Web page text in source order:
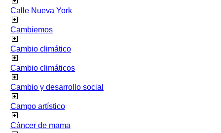
Calle Nueva York
Cambiemos
Cambio climático
Cambio climáticos
Cambio y desarrollo social
Campo artístico
Cáncer de mama